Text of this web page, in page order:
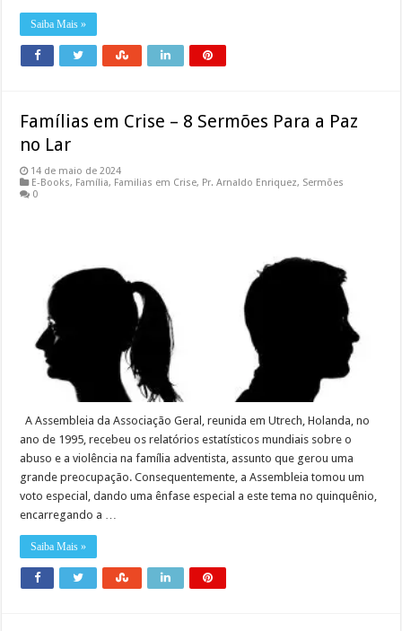
Saiba Mais »
Famílias em Crise – 8 Sermões Para a Paz
no Lar
14 de maio de 2024
E-Books, Família, Familias em Crise, Pr. Arnaldo Enriquez, Sermões
0
A Assembleia da Associação Geral, reunida em Utrech, Holanda, no
ano de 1995, recebeu os relatórios estatísticos mundiais sobre o
abuso e a violência na família adventista, assunto que gerou uma
grande preocupação. Consequentemente, a Assembleia tomou um
voto especial, dando uma ênfase especial a este tema no quinquênio,
encarregando a …
Saiba Mais »